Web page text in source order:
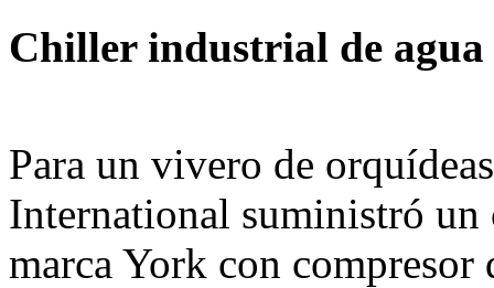
Chiller industrial de agua
Para un vivero de
International suministró un
marca York con